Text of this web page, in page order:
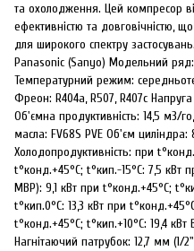
та охолодження. Цей компресор
ефективністю та довговічністю,
для широкого спектру
Panasonic (Sanyo) Модельний ряд:
Температурний режим:
Фреон: R404а, R507, R407с
Об'ємна продуктивність: 14,5 м3/
масла: FV68S PVE Об'єм
Холодопродуктивність: при
t°конд.+45°С; t°кип.-15°С: 7,5 кВт
MBP): 9,1 кВт при t°конд.+45°С;
t°кип.0°С: 13,3 кВт при
t°конд.+45°С; t°кип.+10°С: 19,4
Нагнітаючий патрубок: 12,7 мм (1/